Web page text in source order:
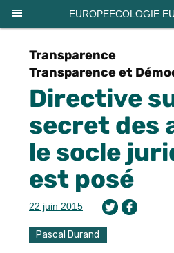
EUROPEECOLOGIE.EU
Transparence
Transparence et
Directive
secret des
le socle
est posé
22 juin 2015
Pascal Durand